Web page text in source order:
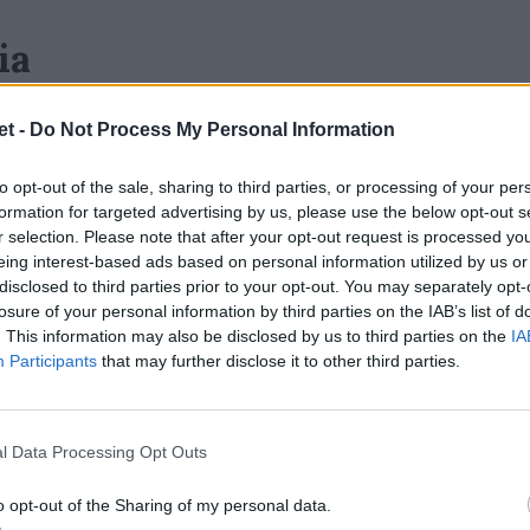
- Do Not Process My Personal Information
opt-out of the sale, sharing to third parties, or processing of your
for targeted advertising by us, please use the below opt-out
selection. Please note that after your opt-out request is processed
interest-based ads based on personal information utilized by us
to third parties prior to your opt-out. You may separately
of your personal information by third parties on the IAB’s list of
This information may also be disclosed by us to third parties on the
Participants that may further disclose it to other third parties.
Data Processing Opt Outs
opt-out of the Sharing of my personal data.
tallonatore di Viadana, Doncaster,
Santamaria prosegue dunque nel suo
con la Nazionale U18, con la U20,
Massimo Brunello, poi come capo
alle Zebre.
che ho intrapreso anni fa e che mi vedrà
che prosegue: “È un piacere per
con Massimo Brunello e Mattia Dolcetto,
Nazionale U20, oltre che con tutto il
diversi ragazzi che ho conosciuto
stima reciproca, valori e visioni sul gioco
del lavoro fatto negli ultimi anni con la